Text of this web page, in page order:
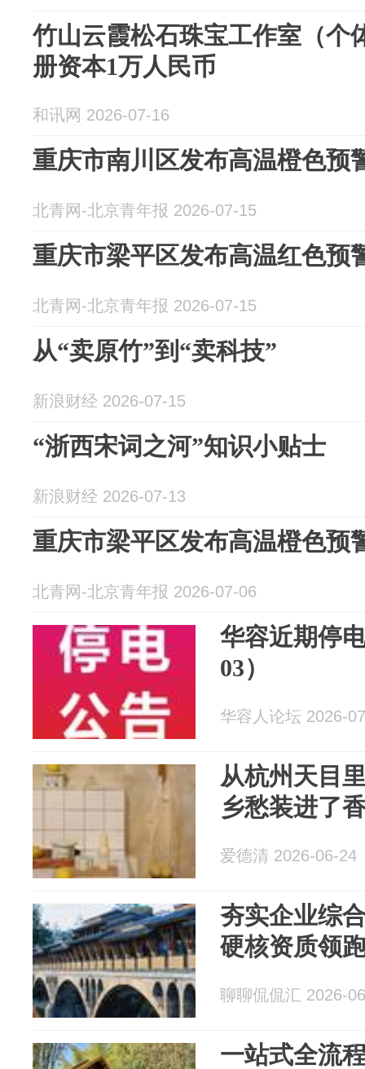
竹山云霞松石珠宝工作室（个
册资本1万人民币
和讯网 2026-07-16
重庆市南川区发布高温橙色预
北青网-北京青年报 2026-07-15
重庆市梁平区发布高温红色预
北青网-北京青年报 2026-07-15
从“卖原竹”到“卖科技”
新浪财经 2026-07-15
“浙西宋词之河”知识小贴士
新浪财经 2026-07-13
重庆市梁平区发布高温橙色预
北青网-北京青年报 2026-07-06
华容近期停
03）
华容人论坛 2026-
从杭州天目
乡愁装进了
爱德清 2026-06-24
夯实企业综
硬核资质领
聊聊侃侃汇 2026-
一站式全流